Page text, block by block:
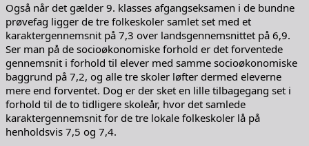
Også når det gælder 9. klasses afgangseksamen i de bundne
prøvefag ligger de tre folkeskoler samlet set med et
karaktergennemsnit på 7,3 over landsgennemsnittet på 6,9.
Ser man på de socioøkonomiske forhold er det forventede
gennemsnit i forhold til elever med samme socioøkonomiske
baggrund på 7,2, og alle tre skoler løfter dermed eleverne
mere end forventet. Dog er der sket en lille tilbagegang set i
forhold til de to tidligere skoleår, hvor det samlede
karaktergennemsnit for de tre lokale folkeskoler lå på
henholdsvis 7,5 og 7,4.